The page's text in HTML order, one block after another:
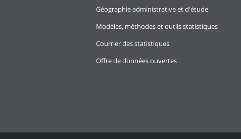
Géographie administrative et d'étude
Modèles, méthodes et outils statistiques
Courrier des statistiques
Offre de données ouvertes